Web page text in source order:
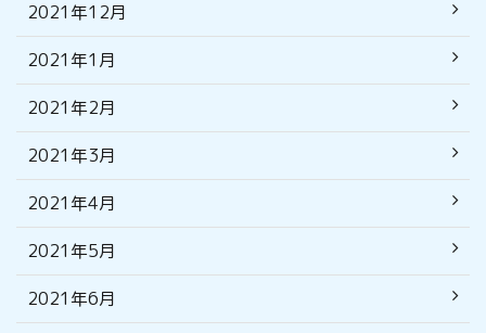
2021年12月
2021年1月
2021年2月
2021年3月
2021年4月
2021年5月
2021年6月